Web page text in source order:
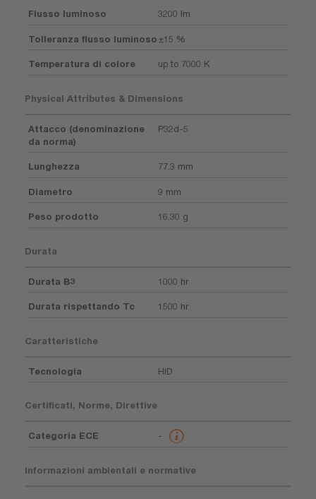
Flusso luminoso 3200 lm
Tolleranza flusso luminoso±15 %
Temperatura di colore up to 7000 K
Physical Attributes & Dimensions
Attacco (denominazione
da norma)
P32d-5
Lunghezza 77.3 mm
Diametro 9 mm
Peso prodotto 16.30 g
Durata
Durata B3 1000 hr
Durata rispettando Tc 1500 hr
Caratteristiche
Tecnologia HID
Certificati, Norme, Direttive
Categoria ECE -
Informazioni ambientali e normative